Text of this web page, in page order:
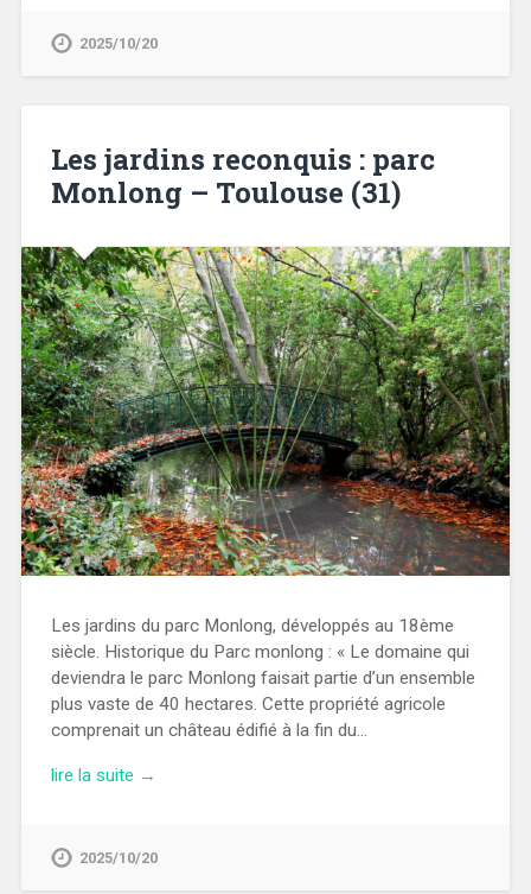
2025/10/20
Les jardins reconquis : parc
Monlong – Toulouse (31)
Les jardins du parc Monlong, développés au 18ème
siècle. Historique du Parc monlong : « Le domaine qui
deviendra le parc Monlong faisait partie d’un ensemble
plus vaste de 40 hectares. Cette propriété agricole
comprenait un château édifié à la fin du…
lire la suite →
2025/10/20